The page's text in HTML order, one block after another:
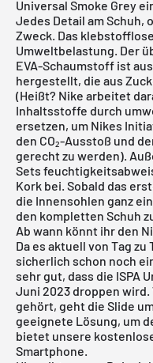
Universal Smoke Grey
Jedes Detail am Schuh,
Zweck. Das
Umweltbelastung. Der
EVA-Schaumstoff ist
hergestellt, die aus
(Heißt? Nike arbeitet
Inhaltsstoffe durch
ersetzen, um Nikes
den CO₂-Ausstoß und
gerecht zu werden).
Sets
Kork bei. Sobald das
die Innensohlen ganz
den kompletten Schuh
Ab wann könnt ihr den
Da es aktuell von Tag
sicherlich schon noch
sehr gut, dass die ISPA
Juni 2023 droppen
gehört, geht die Slide
geeignete Lösung, um
bietet unsere
Smartphone.